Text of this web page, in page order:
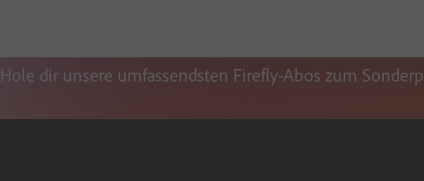
Hole dir unsere umfassendsten Firefly-Abos zum